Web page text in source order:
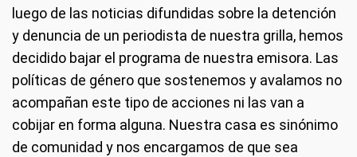
luego de las noticias difundidas sobre la detención
y denuncia de un periodista de nuestra grilla, hemos
decidido bajar el programa de nuestra emisora. Las
políticas de género que sostenemos y avalamos no
acompañan este tipo de acciones ni las van a
cobijar en forma alguna. Nuestra casa es sinónimo
de comunidad y nos encargamos de que sea